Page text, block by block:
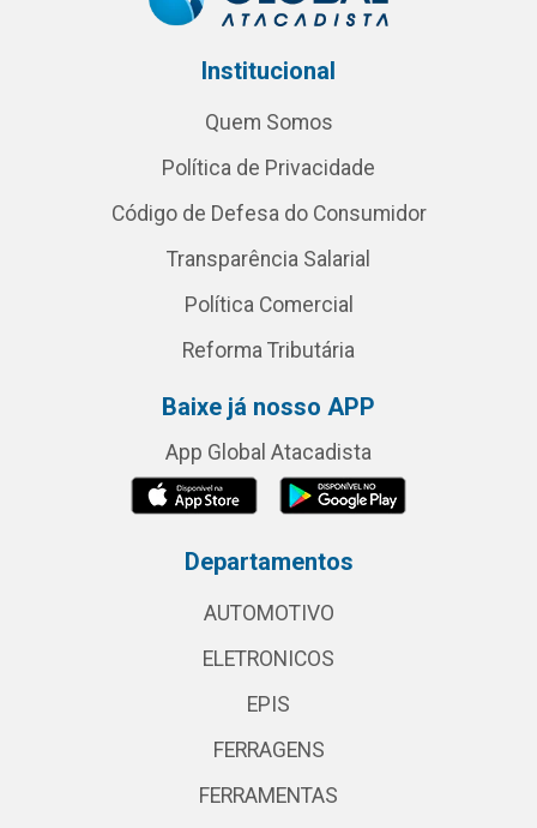
Institucional
Quem Somos
Política de Privacidade
Código de Defesa do Consumidor
Transparência Salarial
Política Comercial
Reforma Tributária
Baixe já nosso APP
App Global Atacadista
Departamentos
AUTOMOTIVO
ELETRONICOS
EPIS
FERRAGENS
FERRAMENTAS